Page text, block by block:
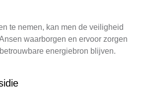
te nemen, kan men de veiligheid
waarborgen en ervoor zorgen
energiebron blijven.